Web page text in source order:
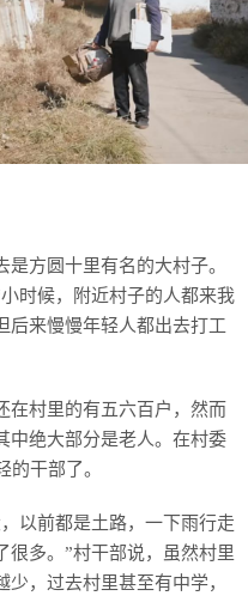
方圆十里有名的大村子。
时候，附近村子的人都来我
后来慢慢年轻人都出去打工
在村里的有五六百户，然而
中绝大部分是老人。在村委
的干部了。
以前都是土路，一下雨行走
很多。”村干部说，虽然村里
，过去村里甚至有中学，